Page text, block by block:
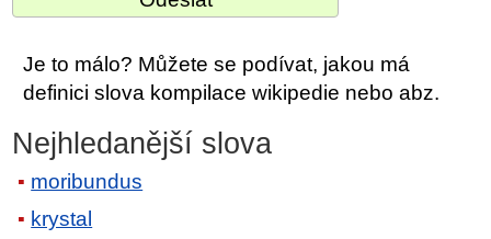
Je to málo? Můžete se podívat, jakou má
definici slova kompilace wikipedie nebo abz.
Nejhledanější slova
moribundus
krystal